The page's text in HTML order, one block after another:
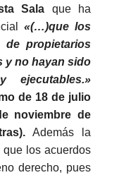
Sala que ha
«(…)que los
de propietarios
y no hayan sido
ejecutables.»
de 18 de julio
noviembre de
Además la
los acuerdos
derecho, pues